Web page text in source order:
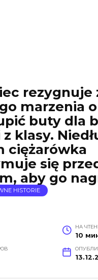
rezygnuje
marzenia
buty dla
klasy.
ciężarówka
się
aby go
HISTORIE
НА
10